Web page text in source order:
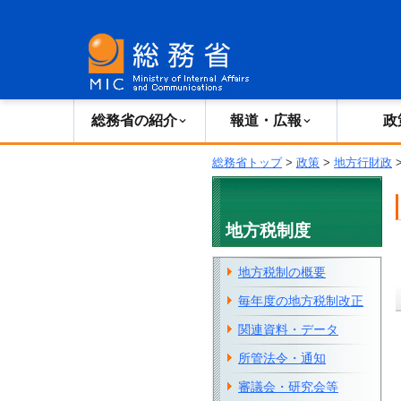
総務省の紹介 報道・広報 政
総務省トップ> 政策 > 地方行財政 >
地方税制度
地方税制の概要
毎年度の地方税制改正
関連資料・データ
所管法令・通知
審議会・研究会等